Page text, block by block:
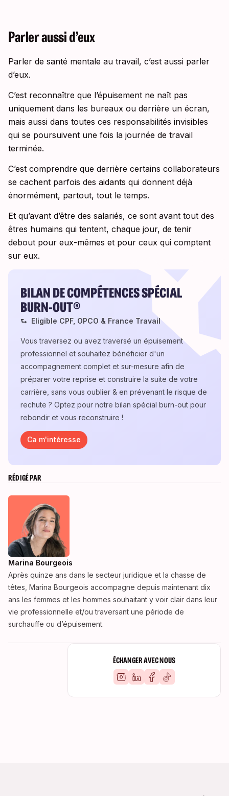
ÉCHANGER AVEC NOUS
Parler aussi d’eux
Parler de santé mentale au travail, c’est aussi parler
d’eux.
C’est reconnaître que l’épuisement ne naît pas
uniquement dans les bureaux ou derrière un écran,
mais aussi dans toutes ces responsabilités invisibles
qui se poursuivent une fois la journée de travail
terminée.
C’est comprendre que derrière certains collaborateurs
se cachent parfois des aidants qui donnent déjà
énormément, partout, tout le temps.
Et qu’avant d’être des salariés, ce sont avant tout des
êtres humains qui tentent, chaque jour, de tenir
debout pour eux-mêmes et pour ceux qui comptent
sur eux.
BILAN DE COMPÉTENCES SPÉCIAL
BURN-OUT®
⮑ Eligible CPF, OPCO & France Travail
Vous traversez ou avez traversé un épuisement
professionnel et souhaitez bénéficier d'un
accompagnement complet et sur-mesure afin de
préparer votre reprise et construire la suite de votre
carrière, sans vous oublier & en prévenant le risque de
rechute ? Optez pour notre bilan spécial burn-out pour
rebondir et vous reconstruire !
Ca m'intéresse
RÉDIGÉ PAR
Marina Bourgeois
Après quinze ans dans le secteur juridique et la chasse de
têtes, Marina Bourgeois accompagne depuis maintenant dix
ans les femmes et les hommes souhaitant y voir clair dans leur
vie professionnelle et/ou traversant une période de
surchauffe ou d’épuisement.